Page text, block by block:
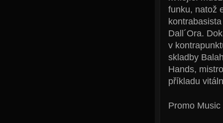
funku, natož
Dall´Ora.
v
skladby
Hands,
příkladu
Promo Music